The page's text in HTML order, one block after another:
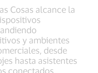
Cosas alcance la
y ambientes
desde
hasta asistentes
conectados.